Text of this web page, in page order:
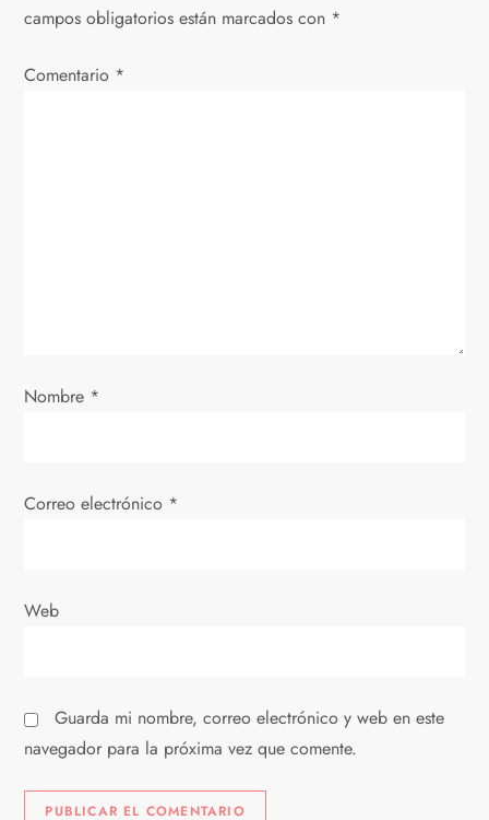
c
n
r
d
s
campos obligatorios están marcados con *
Comentario *
Nombre *
Correo electrónico *
Web
Guarda mi nombre, correo electrónico y web en este
navegador para la próxima vez que comente.